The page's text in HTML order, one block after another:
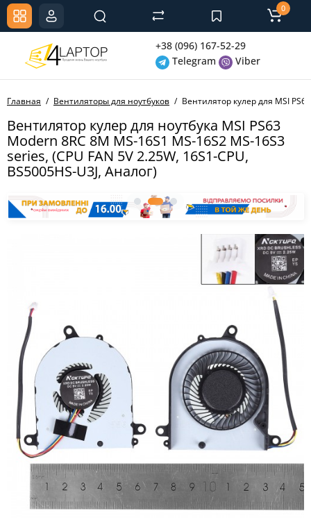
+38 (096) 167-52-29
Telegram
Viber
0
Главная Вентиляторы для ноутбуков Вентилятор кулер для MSI
Вентилятор кулер для ноутбука MSI PS63
Modern 8RC 8M MS-16S1 MS-16S2 MS-16S3
series, (CPU FAN 5V 2.25W, 16S1-CPU,
BS5005HS-U3J, Аналог)